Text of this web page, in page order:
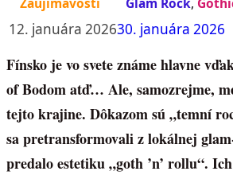
12. januára 202630. januára 2026
Fínsko je vo svete známe hlavne
of Bodom atď… Ale, samozrejme,
tejto krajine. Dôkazom sú „temní
sa pretransformovali z lokálnej
predalo estetiku „goth ’n’ rollu“.